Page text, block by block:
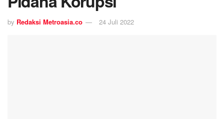
by Redaksi Metroasia.co 24 Juli 2022